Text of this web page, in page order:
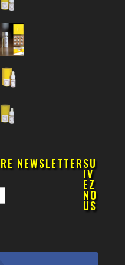
NEWSLETTERSU
IV
EZ
NO
US